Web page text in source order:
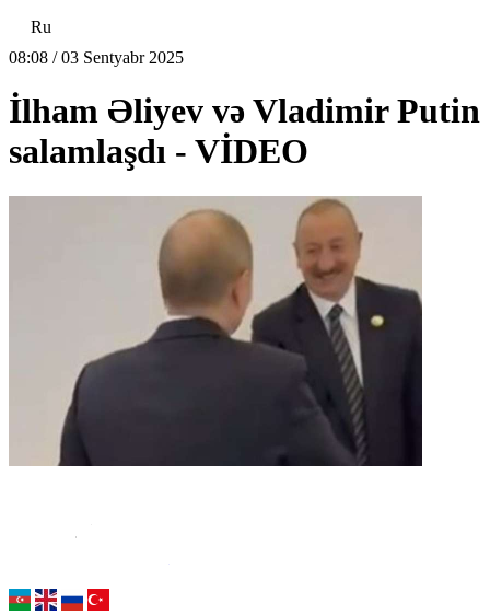
Ru
08:08 / 03 Sentyabr 2025
İlham Əliyev və Vladimir Putin
salamlaşdı - VİDEO